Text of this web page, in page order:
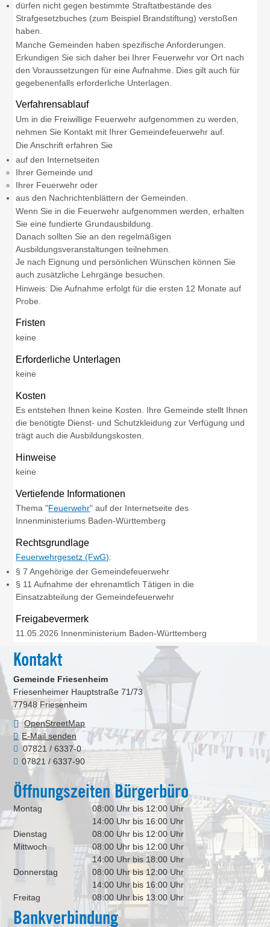
dürfen nicht gegen bestimmte Straftatbestände des
Strafgesetzbuches (zum Beispiel Brandstiftung) verstoßen
haben.
Manche Gemeinden haben spezifische Anforderungen.
Erkundigen Sie sich daher bei Ihrer Feuerwehr vor Ort nach
den Voraussetzungen für eine Aufnahme. Dies gilt auch für
gegebenenfalls erforderliche Unterlagen.
Verfahrensablauf
Um in die Freiwillige Feuerwehr aufgenommen zu werden,
nehmen Sie Kontakt mit Ihrer Gemeindefeuerwehr auf.
Die Anschrift erfahren Sie
auf den Internetseiten
Ihrer Gemeinde und
Ihrer Feuerwehr oder
aus den Nachrichtenblättern der Gemeinden.
Wenn Sie in die Feuerwehr aufgenommen werden, erhalten
Sie eine fundierte Grundausbildung.
Danach sollten Sie an den regelmäßigen
Ausbildungsveranstaltungen teilnehmen.
Je nach Eignung und persönlichen Wünschen können Sie
auch zusätzliche Lehrgänge besuchen.
Hinweis: Die Aufnahme erfolgt für die ersten 12 Monate auf
Probe.
Fristen
keine
Erforderliche Unterlagen
keine
Kosten
Es entstehen Ihnen keine Kosten. Ihre Gemeinde stellt Ihnen
die benötigte Dienst- und Schutzkleidung zur Verfügung und
trägt auch die Ausbildungskosten.
Hinweise
keine
Vertiefende Informationen
Thema "Feuerwehr" auf der Internetseite des
Innenministeriums Baden-Württemberg
Rechtsgrundlage
Feuerwehrgesetz (FwG):
§ 7 Angehörige der Gemeindefeuerwehr
§ 11 Aufnahme der ehrenamtlich Tätigen in die
Einsatzabteilung der Gemeindefeuerwehr
Freigabevermerk
11.05.2026 Innenministerium Baden-Württemberg
Kontakt
Gemeinde Friesenheim
Friesenheimer Hauptstraße 71/73
77948 Friesenheim
OpenStreetMap
E-Mail senden
07821 / 6337-0
07821 / 6337-90
Öffnungszeiten Bürgerbüro
Montag
08:00 Uhr bis 12:00 Uhr
14:00 Uhr bis 16:00 Uhr
Dienstag
08:00 Uhr bis 12:00 Uhr
Mittwoch
08:00 Uhr bis 12:00 Uhr
14:00 Uhr bis 18:00 Uhr
Donnerstag
08:00 Uhr bis 12:00 Uhr
14:00 Uhr bis 16:00 Uhr
Freitag
08:00 Uhr bis 13:00 Uhr
Bankverbindung